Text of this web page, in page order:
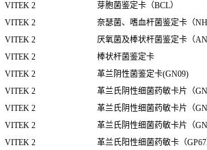
VITEK 2 芽胞菌鉴定卡（BCL）
VITEK 2 奈瑟菌、嗜血杆菌鉴定卡（NH
VITEK 2 厌氧菌及棒状杆菌鉴定卡（
VITEK 2 棒状杆菌鉴定卡
VITEK 2 革兰阴性菌鉴定卡(GN09)
VITEK 2 革兰氏阴性细菌药敏卡片（
VITEK 2 革兰氏阴性细菌药敏卡片（
VITEK 2 革兰氏阴性细菌药敏卡片（
VITEK 2 革兰氏阳性细菌药敏卡（GP67